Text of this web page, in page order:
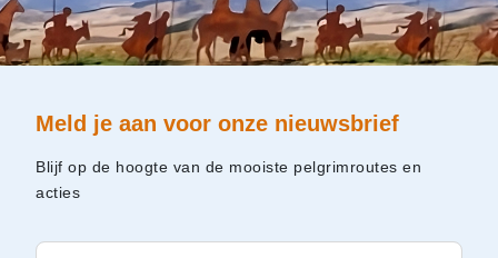
Meld je aan voor onze nieuwsbrief
Blijf op de hoogte van de mooiste pelgrimroutes en
acties